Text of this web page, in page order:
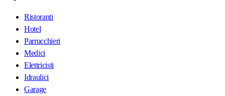
Ristoranti
Hotel
Parrucchieri
Medici
Elettricisti
Idraulici
Garage